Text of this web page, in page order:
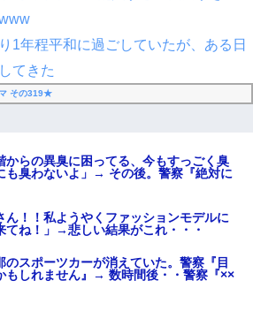
1年程平和に過ごしていたが、ある日
てきた
その319★
からの異臭に困ってる、今もすっごく臭
も臭わないよ」→ その後。警察『絶対に
ん！！私ようやくファッションモデルに
てね！」→悲しい結果がこれ・・・
のスポーツカーが消えていた。警察『目
もしれません』→ 数時間後・・警察『××